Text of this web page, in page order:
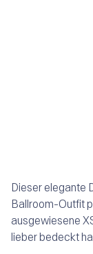
Dieser elegante
Ballroom-Outfit
ausgewiesene
lieber bedeckt